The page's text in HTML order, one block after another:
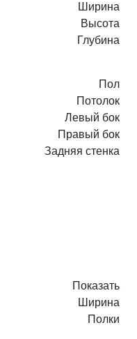
Ширина
Высота
Глубина
Пол
Потолок
Левый бок
Правый бок
Задняя стенка
Показать
Ширина
Полки